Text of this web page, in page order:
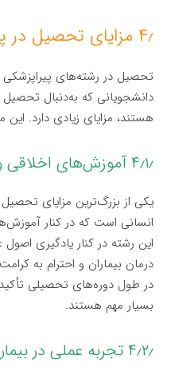
۴٫ مزایای تحصیل در پیراپزشکی در واتیکان
تحصیل در رشته‌های پیراپزشکی
دانشجویانی که به‌دنبال
هستند، مزایای زیادی دارد. این
۴٫۱٫ آموزش‌های اخلاقی و انسانی
یکی از بزرگ‌ترین مزایای
انسانی است که در کنار
این رشته در کنار یادگیری
درمان بیماران و احترام به
در طول دوره‌های تحصیلی تأکید
بسیار مهم هستند.
۴٫۲٫ تجربه عملی در بیمارستان‌های معتبر